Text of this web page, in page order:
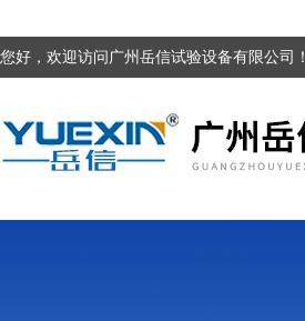
您好，欢迎访问广州岳信试验设备有限公司！